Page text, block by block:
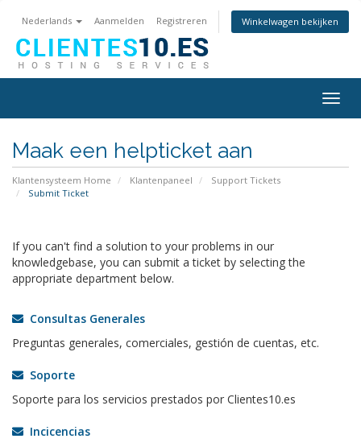
Nederlands Aanmelden Registreren Winkelwagen bekijken
Maak een helpticket aan
Klantensysteem Home Klantenpaneel
Support Tickets
Submit Ticket
If you can't find a solution to your problems in our
knowledgebase, you can submit a ticket by selecting the
appropriate department below.
Consultas Generales
Preguntas generales, comerciales, gestión de cuentas, etc.
Soporte
Soporte para los servicios prestados por Clientes10.es
Incicencias